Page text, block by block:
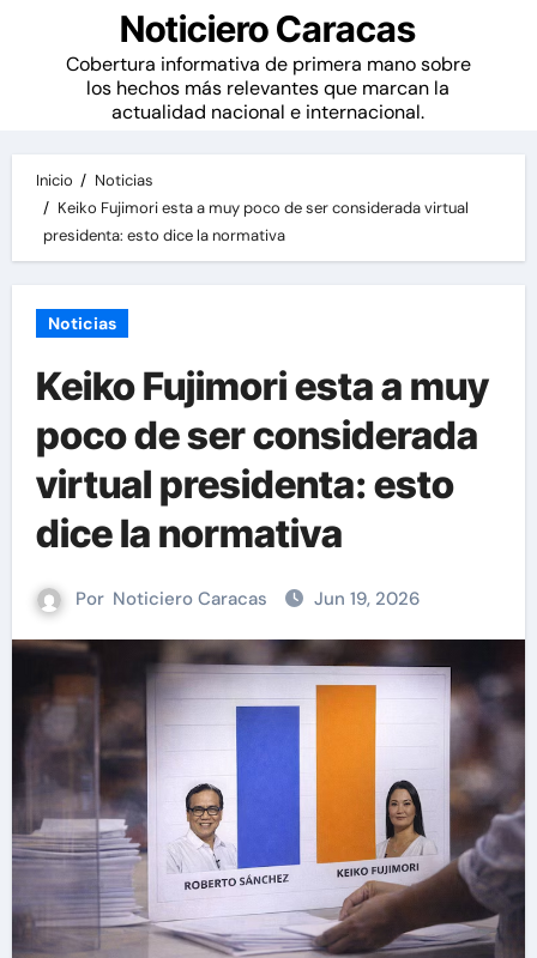
Noticiero Caracas
Cobertura informativa de primera mano sobre
los hechos más relevantes que marcan la
actualidad nacional e internacional.
Inicio
Noticias
Keiko Fujimori esta a muy poco de ser considerada virtual
presidenta: esto dice la normativa
Noticias
Keiko Fujimori esta a muy
poco de ser considerada
virtual presidenta: esto
dice la normativa
Por Noticiero Caracas Jun 19, 2026